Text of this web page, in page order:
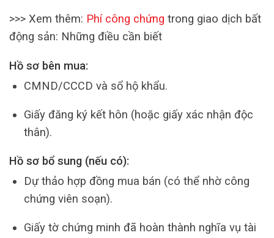
>>> Xem thêm: Phí công chứng trong giao dịch bất
động sản: Những điều cần biết
Hồ sơ bên mua:
CMND/CCCD và sổ hộ khẩu.
Giấy đăng ký kết hôn (hoặc giấy xác nhận độc
thân).
Hồ sơ bổ sung (nếu có):
Dự thảo hợp đồng mua bán (có thể nhờ công
chứng viên soạn).
Giấy tờ chứng minh đã hoàn thành nghĩa vụ tài